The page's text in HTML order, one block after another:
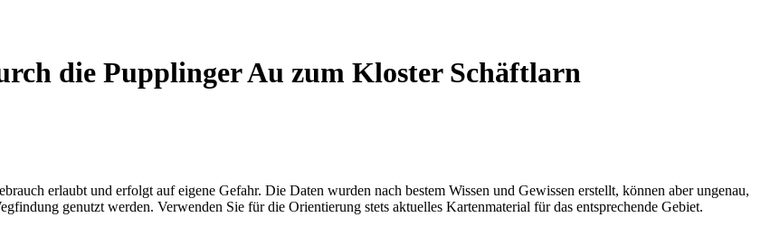
die Pupplinger Au zum Kloster Schäftlarn
erlaubt und erfolgt auf eigene Gefahr. Die Daten wurden nach bestem Wissen und Gewissen erstellt, können aber ungenau,
genutzt werden. Verwenden Sie für die Orientierung stets aktuelles Kartenmaterial für das entsprechende Gebiet.